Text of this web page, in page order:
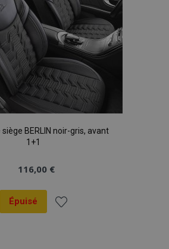
siège BERLIN noir-gris, avant
1+1
116,00 €
Épuisé